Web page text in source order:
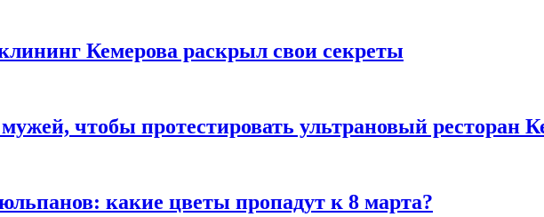
Кемерова раскрыл свои секреты
чтобы протестировать ультрановый ресторан
какие цветы пропадут к 8 марта?